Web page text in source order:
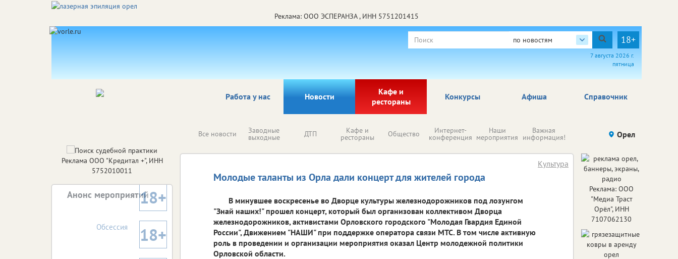
Реклама: ООО ЭСПЕРАНЗА , ИНН 5751201415
по новостям 18+
7 августа 2026 г.
пятница
Работа у нас Новости
Кафе и
рестораны
Афиша Справочник
Конкурсы
Все новости Заводные
выходные ДТП Кафе и
рестораны Общество Интернет-
конференция
Наши
мероприятия
Важная
информация! Происшествия Здоровье
Орел
Молодые таланты из Орла дали концерт для жителей города
Культура
В минувшее воскресенье во Дворце культуры железнодорожников под лозунгом
"Знай наших!" прошел концерт, который был организован коллективом Дворца
железнодорожников, активистами Орловского городского "Молодая Гвардия Единой
России", Движением "НАШИ" при поддержке оператора связи МТС. В том числе активную
роль в проведении и организации мероприятия оказал Центр молодежной политики
Орловской области.
Реклама ООО "Кредитал +", ИНН
5752010011
Анонс мероприятий18+
Обсессия 18+
Реклама: ООО
"Медиа Траст
Орёл", ИНН
7107062130